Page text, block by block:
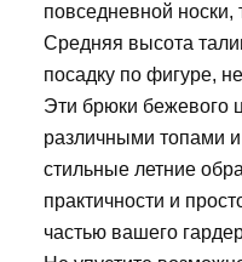
повседневной носки,
Средняя высота
посадку по фигуре,
Эти брюки бежевого
различными топами
стильные летние
практичности и
частью вашего